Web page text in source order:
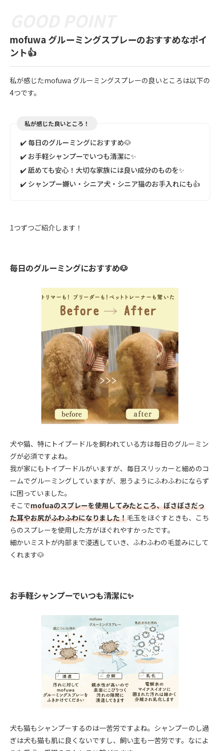
mofuwa グルーミングスプレーのおすすめなポイ
ント👍
私が感じたmofuwa グルーミングスプレーの良いところは以下の
4つです。
私が感じた良いところ！
✔️ 毎日のグルーミングにおすすめ🐶
✔️ お手軽シャンプーでいつも清潔に✨
✔️ 舐めても安心！大切な家族には良い成分のものを✨
✔️ シャンプー嫌い・シニア犬・シニア猫のお手入れにも👍
1つずつご紹介します！
毎日のグルーミングにおすすめ🐶
犬や猫、特にトイプードルを飼われている方は毎日のグルーミン
グが必須ですよね。
我が家にもトイプードルがいますが、毎日スリッカーと細めのコ
ームでグルーミングしていますが、思うようにふわふわにならず
に困っていました。
そこでmofuaのスプレーを使用してみたところ、ぼさぼさだっ
た耳やお尻がふわふわになりました！毛玉をほぐすときも、こち
らのスプレーを使用した方がほぐれやすかったです。
細かいミストが内部まで浸透していき、ふわふわの毛並みにして
くれます🐶
お手軽シャンプーでいつも清潔に✨
犬も猫もシャンプーするのは一苦労ですよね。シャンプーのし過
ぎは犬も猫も肌に良くないですし、飼い主も一苦労です。なによ